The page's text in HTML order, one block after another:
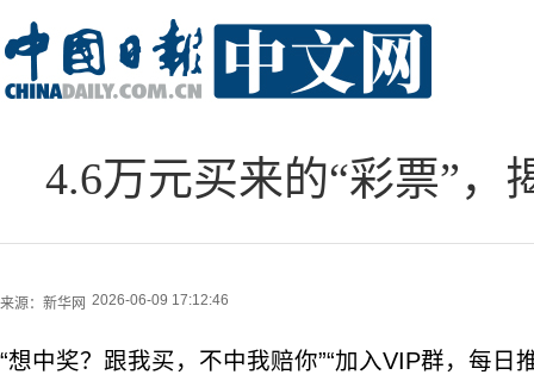
4.6万元买来的“彩票”，
来源： 新华网 2026-06-09 17:12:46
“想中奖？跟我买，不中我赔你”“加入VIP群，每